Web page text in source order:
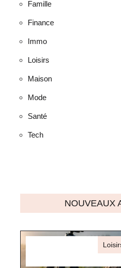
Famille
Finance
Immo
Loisirs
Maison
Mode
Santé
Tech
NOUVEAUX